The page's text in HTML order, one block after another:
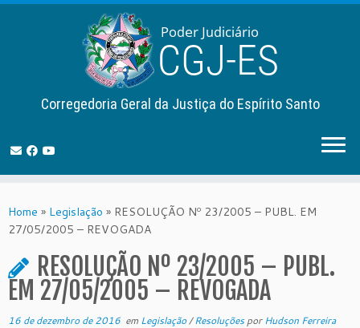
to
content
Corregedoria Geral da Justiça do Espírito Santo
Home » Legislação » RESOLUÇÃO Nº 23/2005 – PUBL. EM
27/05/2005 – REVOGADA
RESOLUÇÃO Nº 23/2005 – PUBL.
EM 27/05/2005 – REVOGADA
16 de dezembro de 2016 em Legislação/ResoluçõesporHudson Ferreira